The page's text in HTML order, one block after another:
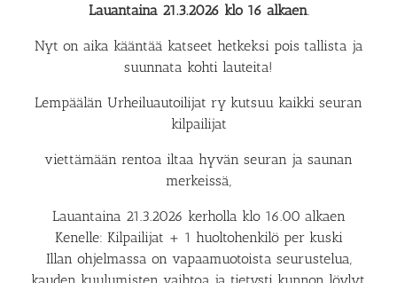
Lauantaina 21.3.2026 klo 16 alkaen.
Nyt on aika kääntää katseet hetkeksi pois tallista ja
suunnata kohti lauteita!
Lempäälän Urheiluautoilijat ry kutsuu kaikki seuran
kilpailijat
viettämään rentoa iltaa hyvän seuran ja saunan
merkeissä,
Lauantaina 21.3.2026 kerholla klo 16.00 alkaen
Kenelle: Kilpailijat + 1 huoltohenkilö per kuski
Illan ohjelmassa on vapaamuotoista seurustelua,